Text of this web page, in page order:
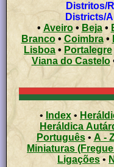
Distritos/Regiões
Districts/
• Aveiro• Beja•
Branco• Coimbra•
Lisboa • Portalegre
Viana do Castelo
• Index •
Heráldica
Português• A -
Miniaturas
Ligações•